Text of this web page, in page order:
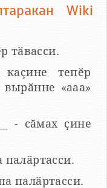
Wiki
тӑвасси.
каҫине тепӗр
вырӑнне «ааа»
- сӑмах ҫине
палӑртасси.